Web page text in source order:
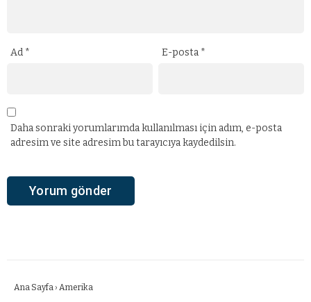
Ad * E-posta *
Daha sonraki yorumlarımda kullanılması için adım, e-posta
adresim ve site adresim bu tarayıcıya kaydedilsin.
Ana Sayfa › Amerika